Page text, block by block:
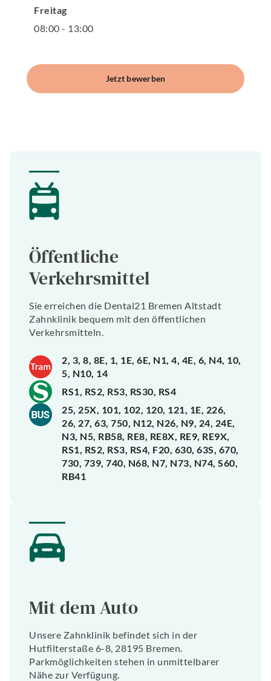
Freitag
08:00 - 13:00
Jetzt bewerben
Öffentliche
Verkehrsmittel
Sie erreichen die Dental21 Bremen Altstadt
Zahnklinik bequem mit den öffentlichen
Verkehrsmitteln.
2, 3, 8, 8E, 1, 1E, 6E, N1, 4, 4E, 6, N4, 10,
5, N10, 14
RS1, RS2, RS3, RS30, RS4
25, 25X, 101, 102, 120, 121, 1E, 226,
26, 27, 63, 750, N12, N26, N9, 24, 24E,
N3, N5, RB58, RE8, RE8X, RE9, RE9X,
RS1, RS2, RS3, RS4, F20, 630, 63S, 670,
730, 739, 740, N68, N7, N73, N74, S60,
RB41
Mit dem Auto
Unsere Zahnklinik befindet sich in der
Hutfilterstaße 6-8, 28195 Bremen.
Parkmöglichkeiten stehen in unmittelbarer
Nähe zur Verfügung.